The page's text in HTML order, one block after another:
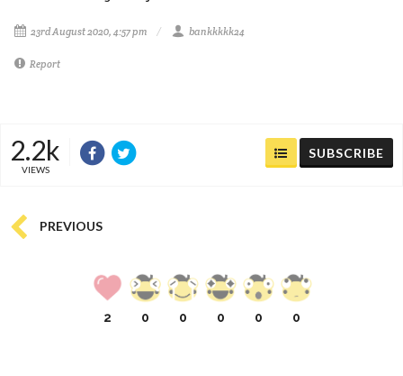
23rd August 2020, 4:57 pm bankkkkk24
Report
2.2k
VIEWS
SUBSCRIBE
PREVIOUS
2 0 0 0 0 0